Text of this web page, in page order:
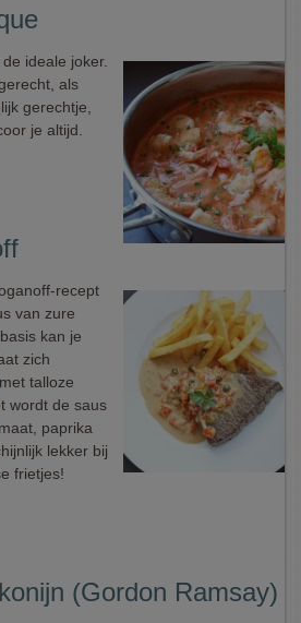
ideale joker.
als
gerechtje,
je altijd.
recept
van zure
kan je
zich
talloze
wordt de saus
paprika
lekker bij
frietjes!
(Gordon Ramsay)